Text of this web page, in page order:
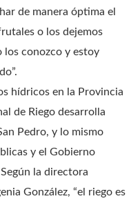
de manera óptima el
o los dejemos
los conozco y estoy
hídricos en la Provincia
de Riego desarrolla
Pedro, y lo mismo
y el Gobierno
la directora
González, “el riego es